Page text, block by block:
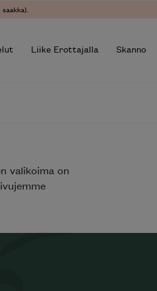
Liike Erottajalla Skanno
valikoima on